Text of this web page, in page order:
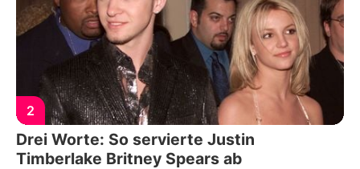
2
Drei Worte: So servierte Justin
Timberlake Britney Spears ab